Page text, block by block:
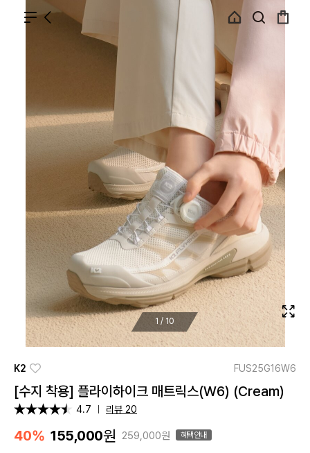
1 / 10
K2 FUS25G16W6
[수지 착용] 플라이하이크 매트릭스(W6) (Cream)
4.7 리뷰 20
40% 155,000원 259,000원 혜택안내